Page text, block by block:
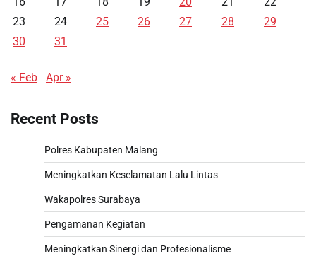
23
24 25 26 27 28
29
30
31
« Feb Apr »
Recent Posts
Polres Kabupaten Malang
Meningkatkan Keselamatan Lalu Lintas
Wakapolres Surabaya
Pengamanan Kegiatan
Meningkatkan Sinergi dan Profesionalisme